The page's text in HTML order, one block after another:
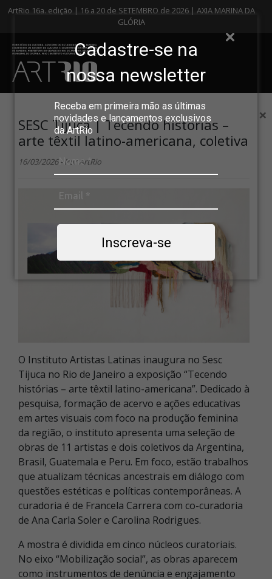
Cadastre-se na
nossa newsletter
Receba em primeira mão as últimas
novidades e lançamentos exclusivos
da ArtRio
Inscreva-se
ArtRio 16a. edição | 16 a 20 de SETEMBRO de 2026 | AXIA MARINA DA
GLÓRIA
×
SESC Tijuca | Tecendo histórias –
arte têxtil latino-americana, coletiva
16/03/2026 - Por ArtRio
O Instituto Artistas Latinas inaugura no Sesc
Tijuca no Rio de Janeiro a exposição “Tecendo
histórias – arte têxtil latino-americana”. Dedicado à
pesquisa, formação de acervo e ações educativas
em artes visuais com foco na produção feminina
da região, o instituto apresenta uma seleção de
obras de 11 artistas e dois coletivos da Argentina,
Brasil, Guatemala e Peru. Em foco, estão trabalhos
que atualizam técnicas ancestrais em diálogo com
questões estéticas e políticas contemporâneas. A
curadoria é de Francela Carrera com co-curadoria
de Ana Carla Soler e Carolina Rodrigues.
A mostra é dividida em cinco núcleos curatoriais.
No eixo “Mobilização social”, as obras aparecem
como instrumentos de denúncia e engajamento